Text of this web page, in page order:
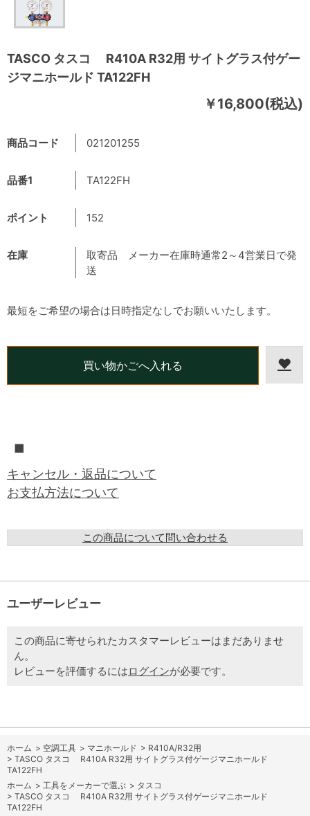
TASCO タスコ R410A R32用 サイトグラス付ゲー
ジマニホールド TA122FH
￥16,800(税込)
商品コード 021201255
品番1 TA122FH
ポイント 152
在庫
取寄品 メーカー在庫時通常2～4営業日で発
送
■
キャンセル・返品について
お支払方法について
この商品について問い合わせる
最短をご希望の場合は日時指定なしでお願いいたします。
ユーザーレビュー
この商品に寄せられたカスタマーレビューはまだありませ
ん。
レビューを評価するにはログインが必要です。
ホーム > 空調工具 > マニホールド > R410A/R32用
> TASCO タスコ R410A R32用 サイトグラス付ゲージマニホールド
TA122FH
ホーム > 工具をメーカーで選ぶ > タスコ
> TASCO タスコ R410A R32用 サイトグラス付ゲージマニホールド
TA122FH